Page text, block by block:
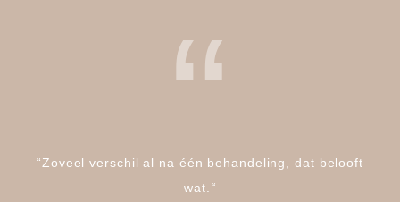
“
“Zoveel verschil al na één behandeling, dat belooft
wat.“